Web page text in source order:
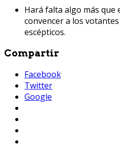
Hará falta algo más que
convencer a los
escépticos.
Compartir
Facebook
Twitter
Google